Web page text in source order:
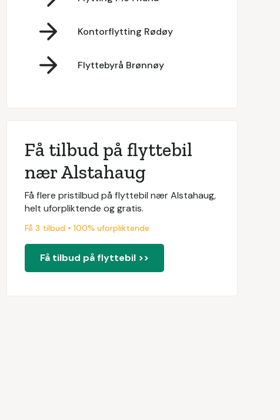
Kontorflytting Rødøy
Flyttebyrå Brønnøy
Få tilbud på flyttebil
nær Alstahaug
Få flere pristilbud på flyttebil nær Alstahaug,
helt uforpliktende og gratis.
Få 3 tilbud • 100% uforpliktende
Få tilbud på flyttebil >>